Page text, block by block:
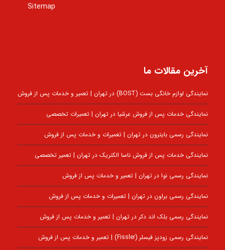
Sitemap
آخرین مقالات ما
نمایندگی لوازم خانگی بست (BOST) در تهران | تعمیر و خدمات پس از فروش
نمایندگی خدمات پس از فروش عرشیا در تهران | تعمیرات تخصصی
نمایندگی رسمی بایترون در تهران | تعمیرات و خدمات پس از فروش
نمایندگی خدمات پس از فروش ناسا الکتریک در تهران | تعمیر تخصصی
نمایندگی رسمی نوا در تهران | تعمیر و خدمات پس از فروش
نمایندگی رسمی براون در تهران | تعمیرات و خدمات پس از فروش
نمایندگی رسمی بلک اند دکر در تهران | تعمیر و خدمات پس از فروش
نمایندگی رسمی زودپز فیسلر (Fissler) | تعمیر و خدمات پس از فروش